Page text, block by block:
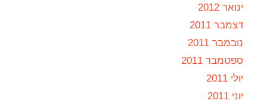
ינואר 2012
דצמבר 2011
נובמבר 2011
ספטמבר 2011
יולי 2011
יוני 2011